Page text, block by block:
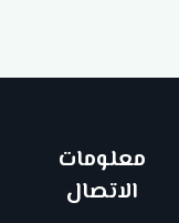
معلومات
الاتصال